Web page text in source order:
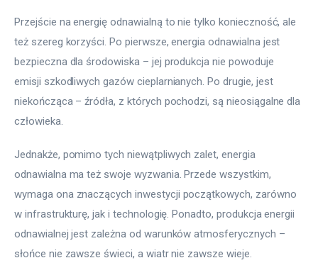
Przejście na energię odnawialną to nie tylko konieczność, ale
też szereg korzyści. Po pierwsze, energia odnawialna jest
bezpieczna dla środowiska – jej produkcja nie powoduje
emisji szkodliwych gazów cieplarnianych. Po drugie, jest
niekończąca – źródła, z których pochodzi, są nieosiągalne dla
człowieka.
Jednakże, pomimo tych niewątpliwych zalet, energia
odnawialna ma też swoje wyzwania. Przede wszystkim,
wymaga ona znaczących inwestycji początkowych, zarówno
w infrastrukturę, jak i technologię. Ponadto, produkcja energii
odnawialnej jest zależna od warunków atmosferycznych –
słońce nie zawsze świeci, a wiatr nie zawsze wieje.